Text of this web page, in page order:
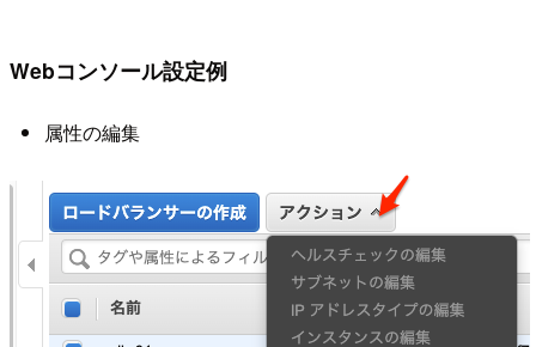
Webコンソール設定例
属性の編集